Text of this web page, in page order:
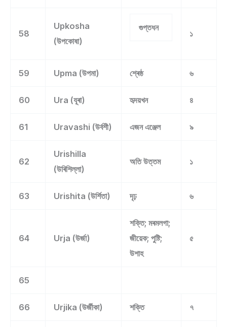
58
Upkosha
(উপকোষা)
গুপ্তধন
১
59 Upma (উপমা) শ্ৰেষ্ঠ ৬
60 Ura (যূৰা) হৃদয়খন ৪
61 Uravashi (উৰ্বশী) এজন এঞ্জেল ৯
62
Urishilla
(উৰিশিল্লা)
অতি উত্তম ১
63 Urishita (উৰ্শিতা) দৃঢ় ৬
64 Urja (উৰ্জা)
শক্তি; মৰমলগা;
জীয়েক; পুষ্টি;
উশাহ
৫
65
66 Urjika (উৰ্জীকা) শক্তি ৭